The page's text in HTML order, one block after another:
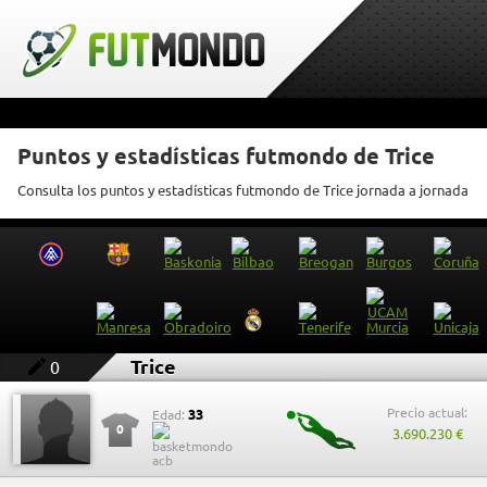
Puntos y estadísticas futmondo de Trice
Consulta los puntos y estadísticas futmondo de Trice jornada a jornada
0 Trice
0
Edad: 33 Precio actual:
3.690.230 €